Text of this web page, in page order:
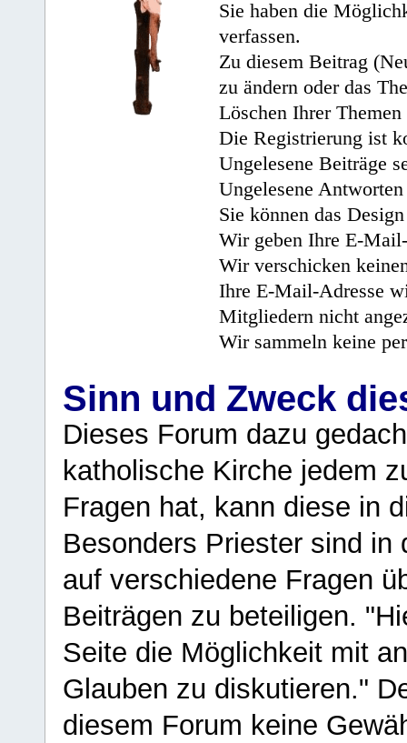
Sie haben die
verfassen.
Zu diesem Beitrag
zu ändern oder das
Löschen Ihrer
Die Registrierung ist
Ungelesene Beiträge
Ungelesene
Sie können das
Wir geben Ihre E-
Wir verschicken
Ihre E-Mail-Adresse
Mitgliedern nicht
Wir sammeln keine
Sinn und Zweck
Dieses Forum dazu
katholische Kirche jedem
Fragen hat, kann diese in
Besonders Priester sind in
auf verschiedene Fragen
Beiträgen zu beteiligen.
Seite die Möglichkeit mit
Glauben zu diskutieren."
diesem Forum keine